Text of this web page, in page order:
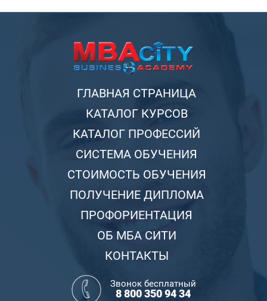
ГЛАВНАЯ СТРАНИЦА
КАТАЛОГ КУРСОВ
КАТАЛОГ ПРОФЕССИЙ
СИСТЕМА ОБУЧЕНИЯ
СТОИМОСТЬ ОБУЧЕНИЯ
ПОЛУЧЕНИЕ ДИПЛОМА
ПРОФОРИЕНТАЦИЯ
ОБ МБА СИТИ
КОНТАКТЫ
Звонок бесплатный
8 800 350 94 34